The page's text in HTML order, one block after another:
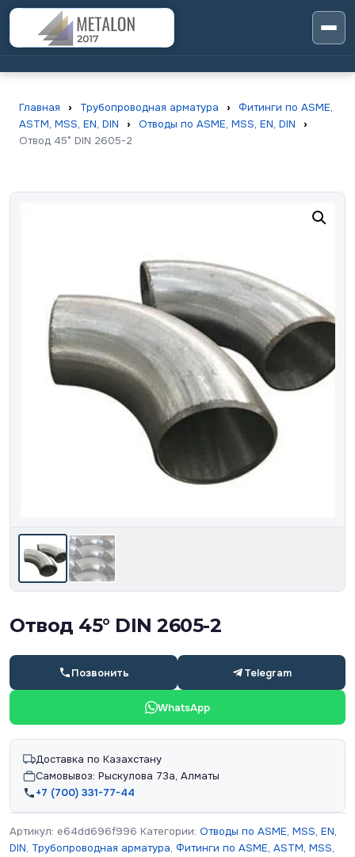
Главная › Трубопроводная арматура ›
Фитинги по ASME,
ASTM, MSS, EN, DIN
› Отводы по ASME, MSS, EN, DIN
›
Отвод 45° DIN 2605-2
Отвод 45° DIN 2605-2
Позвонить Telegram
WhatsApp
Доставка по Казахстану
Самовывоз: Рыскулова 73а, Алматы
+7 (700) 331-77-44
Артикул: e64dd696f996 Категории: Отводы по ASME, MSS, EN,
DIN, Трубопроводная арматура, Фитинги по ASME, ASTM, MSS,